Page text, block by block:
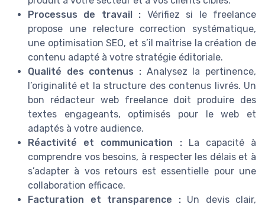
Processus de travail : Vérifiez si le freelance
propose une relecture correction systématique,
une optimisation SEO, et s’il maîtrise la création de
contenu adapté à votre stratégie éditoriale.
Qualité des contenus : Analysez la pertinence,
l’originalité et la structure des contenus livrés. Un
bon rédacteur web freelance doit produire des
textes engageants, optimisés pour le web et
adaptés à votre audience.
Réactivité et communication :La capacité à
comprendre vos besoins, à respecter les délais et à
s’adapter à vos retours est essentielle pour une
collaboration efficace.
Facturation et transparence :Un devis clair,